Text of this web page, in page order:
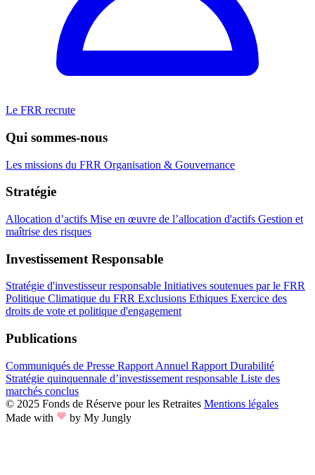
Le FRR recrute
Qui sommes-nous
Les missions du FRR Organisation & Gouvernance
Stratégie
Allocation d’actifs Mise en œuvre de l’allocation d'actifs Gestion et
maîtrise des risques
Investissement Responsable
Stratégie d'investisseur responsable Initiatives soutenues par le FRR
Politique Climatique du FRR Exclusions Ethiques Exercice des
droits de vote et politique d'engagement
Publications
Communiqués de Presse Rapport Annuel Rapport Durabilité
Stratégie quinquennale d’investissement responsable Liste des
marchés conclus
© 2025 Fonds de Réserve pour les Retraites Mentions légales
Made with
by My Jungly